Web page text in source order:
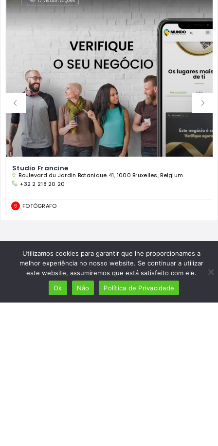
Studio Francine
Boulevard du Jardin Botanique 41, 1000 Bruxelles, Belgium
+32 2 218 20 20
FOTÓGRAFO
Utilizamos cookies para garantir que lhe proporcionamos a
melhor experiência no nosso website. Se continuar a utilizar
este website, assumiremos que está satisfeito com ele.
Ok
Não Política de Privacidade